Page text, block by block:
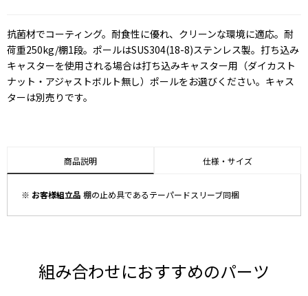
抗菌材でコーティング。耐食性に優れ、クリーンな環境に適応。耐
荷重250kg/棚1段。ポールはSUS304(18-8)ステンレス製。打ち込み
キャスターを使用される場合は打ち込みキャスター用（ダイカスト
ナット・アジャストボルト無し）ポールをお選びください。キャス
ターは別売りです。
商品説明 仕様・サイズ
※ お客様組立品 棚の止め具であるテーパードスリーブ同梱
組み合わせにおすすめのパーツ